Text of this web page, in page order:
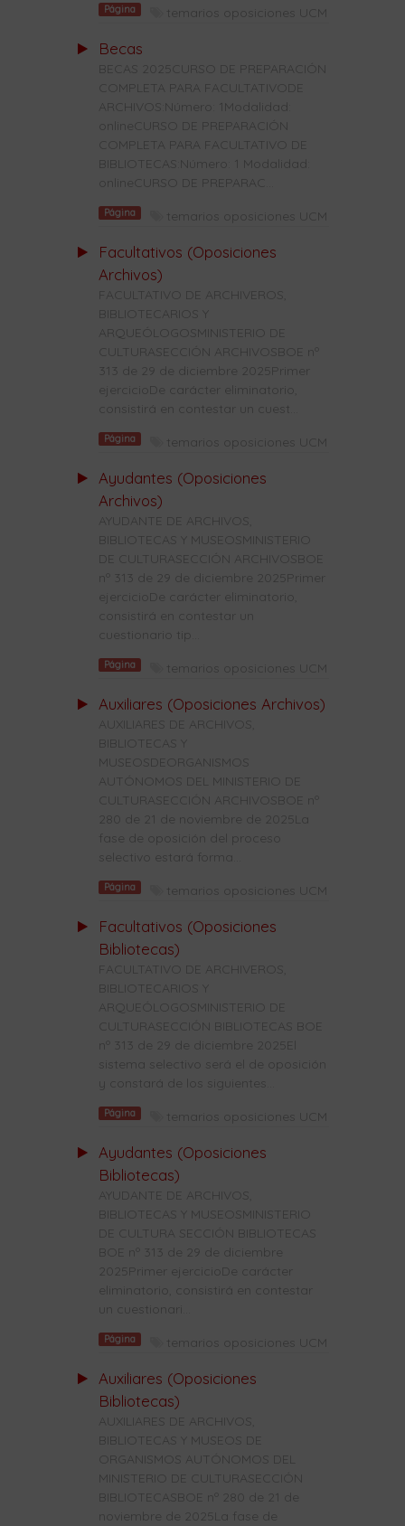
Página temarios oposiciones UCM
Becas
BECAS 2025CURSO DE PREPARACIÓN
COMPLETA PARA FACULTATIVODE
ARCHIVOS:Número: 1Modalidad:
onlineCURSO DE PREPARACIÓN
COMPLETA PARA FACULTATIVO DE
BIBLIOTECAS:Número: 1 Modalidad:
onlineCURSO DE PREPARAC...
Página temarios oposiciones UCM
Facultativos (Oposiciones
Archivos)
FACULTATIVO DE ARCHIVEROS,
BIBLIOTECARIOS Y
ARQUEÓLOGOSMINISTERIO DE
CULTURASECCIÓN ARCHIVOSBOE nº
313 de 29 de diciembre 2025Primer
ejercicioDe carácter eliminatorio,
consistirá en contestar un cuest...
Página temarios oposiciones UCM
Ayudantes (Oposiciones
Archivos)
AYUDANTE DE ARCHIVOS,
BIBLIOTECAS Y MUSEOSMINISTERIO
DE CULTURASECCIÓN ARCHIVOSBOE
nº 313 de 29 de diciembre 2025Primer
ejercicioDe carácter eliminatorio,
consistirá en contestar un
cuestionario tip...
Página temarios oposiciones UCM
Auxiliares (Oposiciones Archivos)
AUXILIARES DE ARCHIVOS,
BIBLIOTECAS Y
MUSEOSDEORGANISMOS
AUTÓNOMOS DEL MINISTERIO DE
CULTURASECCIÓN ARCHIVOSBOE nº
280 de 21 de noviembre de 2025La
fase de oposición del proceso
selectivo estará forma...
Página temarios oposiciones UCM
Facultativos (Oposiciones
Bibliotecas)
FACULTATIVO DE ARCHIVEROS,
BIBLIOTECARIOS Y
ARQUEÓLOGOSMINISTERIO DE
CULTURASECCIÓN BIBLIOTECAS BOE
nº 313 de 29 de diciembre 2025El
sistema selectivo será el de oposición
y constará de los siguientes...
Página temarios oposiciones UCM
Ayudantes (Oposiciones
Bibliotecas)
AYUDANTE DE ARCHIVOS,
BIBLIOTECAS Y MUSEOSMINISTERIO
DE CULTURA SECCIÓN BIBLIOTECAS
BOE nº 313 de 29 de diciembre
2025Primer ejercicioDe carácter
eliminatorio, consistirá en contestar
un cuestionari...
Página temarios oposiciones UCM
Auxiliares (Oposiciones
Bibliotecas)
AUXILIARES DE ARCHIVOS,
BIBLIOTECAS Y MUSEOS DE
ORGANISMOS AUTÓNOMOS DEL
MINISTERIO DE CULTURASECCIÓN
BIBLIOTECASBOE nº 280 de 21 de
noviembre de 2025La fase de